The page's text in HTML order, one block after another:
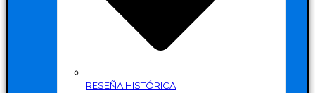
RESEÑA HISTÓRICA